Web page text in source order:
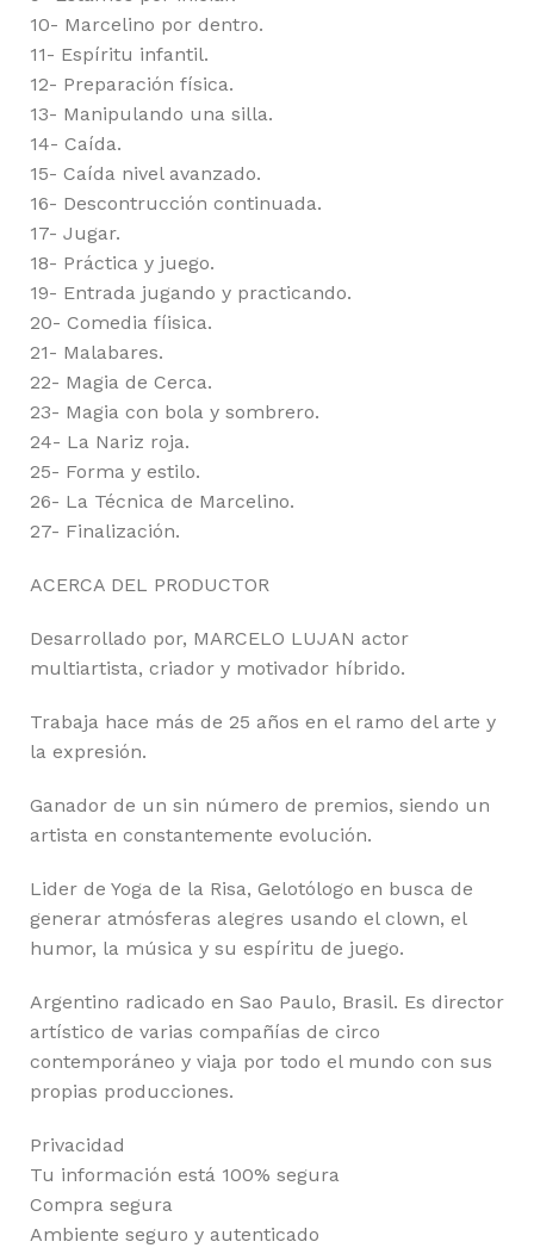
10- Marcelino por dentro.
11- Espíritu infantil.
12- Preparación física.
13- Manipulando una silla.
14- Caída.
15- Caída nivel avanzado.
16- Descontrucción continuada.
17- Jugar.
18- Práctica y juego.
19- Entrada jugando y practicando.
20- Comedia fíisica.
21- Malabares.
22- Magia de Cerca.
23- Magia con bola y sombrero.
24- La Nariz roja.
25- Forma y estilo.
26- La Técnica de Marcelino.
27- Finalización.
ACERCA DEL PRODUCTOR
Desarrollado por, MARCELO LUJAN actor
multiartista, criador y motivador híbrido.
Trabaja hace más de 25 años en el ramo del arte y
la expresión.
Ganador de un sin número de premios, siendo un
artista en constantemente evolución.
Lider de Yoga de la Risa, Gelotólogo en busca de
generar atmósferas alegres usando el clown, el
humor, la música y su espíritu de juego.
Argentino radicado en Sao Paulo, Brasil. Es director
artístico de varias compañías de circo
contemporáneo y viaja por todo el mundo con sus
propias producciones.
Privacidad
Tu información está 100% segura
Compra segura
Ambiente seguro y autenticado